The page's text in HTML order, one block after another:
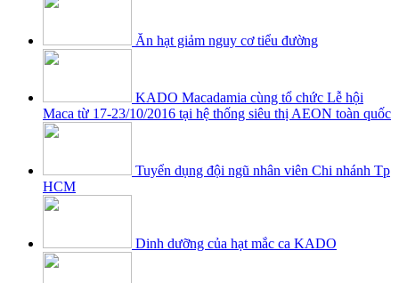
Ăn hạt giảm nguy cơ tiểu đường
KADO Macadamia cùng tổ chức Lễ hội
Maca từ 17-23/10/2016 tại hệ thống siêu thị AEON toàn quốc
Tuyển dụng đội ngũ nhân viên Chi nhánh Tp
HCM
Dinh dưỡng của hạt mắc ca KADO